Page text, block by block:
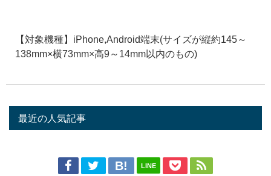
【対象機種】iPhone,Android端末(サイズが縦約145～
138mm×横73mm×高9～14mm以内のもの)
最近の人気記事
LINE